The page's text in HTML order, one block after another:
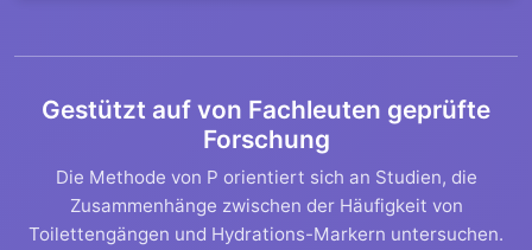
Gestützt auf von Fachleuten geprüfte
Forschung
Die Methode von P orientiert sich an Studien, die
Zusammenhänge zwischen der Häufigkeit von
Toilettengängen und Hydrations-Markern untersuchen.